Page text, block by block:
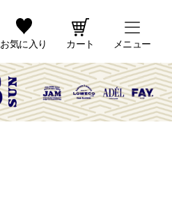
お気に入り カート メニュー